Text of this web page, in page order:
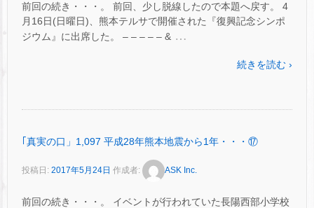
前回の続き・・・。 前回、少し脱線したので本題へ戻す。 4
月16日(日曜日)、熊本テルサで開催された『復興記念シンポ
ジウム』に出席した。 – – – – – & …
続きを読む ›
｢真実の口」1,097 平成28年熊本地震から1年・・・⑰
投稿日: 2017年5月24日 作成者: ASK Inc.
前回の続き・・・。 イベントが行われていた長陽西部小学校